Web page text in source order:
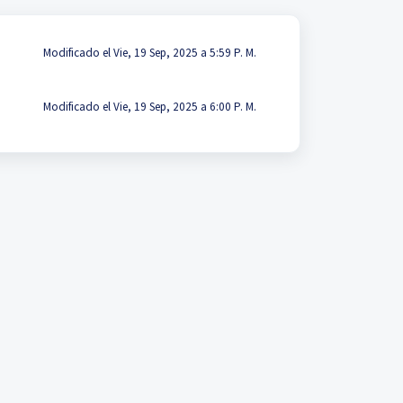
Modificado el Vie, 19 Sep, 2025 a 5:59 P. M.
Modificado el Vie, 19 Sep, 2025 a 6:00 P. M.